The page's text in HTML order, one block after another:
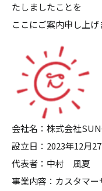
たしましたことを
ここにご案内申し上げ
会社名：株式会社
設立日：2023年12月
代表者：中村 風夏
事業内容：カスタマ